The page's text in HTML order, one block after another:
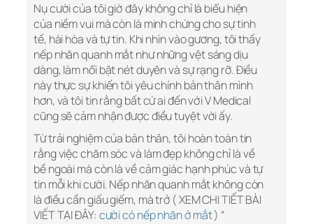
Nụ cười của tôi giờ đây không chỉ là biểu hiện
của niềm vui mà còn là minh chứng cho sự tinh
tế, hài hòa và tự tin. Khi nhìn vào gương, tôi thấy
nếp nhăn quanh mắt như những vệt sáng dịu
dàng, làm nổi bật nét duyên và sự rạng rỡ. Điều
này thực sự khiến tôi yêu chính bản thân mình
hơn, và tôi tin rằng bất cứ ai đến với V Medical
cũng sẽ cảm nhận được điều tuyệt vời ấy.
Từ trải nghiệm của bản thân, tôi hoàn toàn tin
rằng việc chăm sóc và làm đẹp không chỉ là về
bề ngoài mà còn là về cảm giác hạnh phúc và tự
tin mỗi khi cười. Nếp nhăn quanh mắt không còn
là điều cần giấu giếm, mà trở ( XEM CHI TIẾT BÀI
VIẾT TẠI ĐÂY: cười có nếp nhăn ở mắt) “